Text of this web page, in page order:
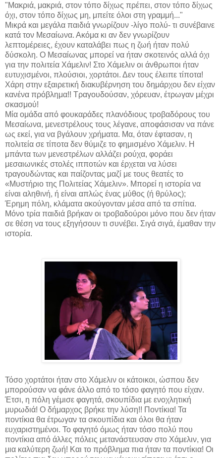
"Μακριά, μακριά, στον τόπο δίχως πρέπει, στον τόπο δίχως
όχι, στον τόπο δίχως μη, μπείτε όλοι στη γραμμή..."
Μικρά και μεγάλα παιδιά γνωρίζουν -λίγο πολύ- τι συνέβαινε
κατά τον Μεσαίωνα. Ακόμα κι αν δεν γνωρίζουν
λεπτομέρειες, έχουν καταλάβει πως η ζωή ήταν πολύ
δύσκολη. Ο Μεσαίωνας μπορεί να ήταν σκοτεινός αλλά όχι
για την πολιτεία Χάμελιν! Στο Χάμελιν οι άνθρωποι ήταν
ευτυχισμένοι, πλούσιοι, χορτάτοι. Δεν τους έλειπε τίποτα!
Χάρη στην εξαιρετική διακυβέρνηση του δημάρχου δεν είχαν
κανένα πρόβλημα!! Τραγουδούσαν, χόρευαν, έτρωγαν μέχρι
σκασμού!
Μία ομάδα από φουκαράδες πλανόδιους τροβαδόρους του
Μεσαίωνα, μενεστρέλους τους λέγανε, αποφάσισαν να πάνε
ως εκεί, για να βγάλουν χρήματα. Μα, όταν έφτασαν, η
πολιτεία σε τίποτα δεν θύμιζε το φημισμένο Χάμελιν. Η
μπάντα των μενεστρέλων αλλάζει ρούχα, φοράει
μεσαιωνικές στολές ιπποτών και έρχεται να λύσει
τραγουδώντας και παίζοντας μαζί με τους θεατές το
«Μυστήριο της Πολιτείας Χάμελιν». Μπορεί η ιστορία να
είναι αληθινή, ή είναι απλώς ένας μύθος (ή θρύλος);
Έρημη πόλη, κλάματα ακούγονταν μέσα από τα σπίτια.
Μόνο τρία παιδιά βρήκαν οι τροβαδούροι μόνο που δεν ήταν
σε θέση να τους εξηγήσουν τι συνέβει. Σιγά σιγά, έμαθαν την
ιστορία.
Τόσο χορτάτοι ήταν στο Χάμελιν οι κάτοικοι, ώσπου δεν
μπορούσαν να φάνε άλλο από το τόσο φαγητό που είχαν.
Έτσι, η πόλη γέμισε φαγητά, σκουπίδια με ενοχλητική
μυρωδιά! Ο δήμαρχος βρήκε την λύση!! Ποντίκια! Τα
ποντίκια θα έτρωγαν τα σκουπίδια και όλοι θα ήταν
ευχαριστημένοι. Το φαγητό όμως ήταν τόσο πολύ που
ποντίκια από άλλες πόλεις μετανάστευσαν στο Χάμελιν, για
μια καλύτερη ζωή! Και το πρόβλημα πια ήταν τα ποντίκια! Οι